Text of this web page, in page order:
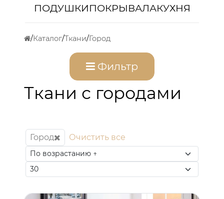
ПОДУШКИПОКРЫВАЛАКУХНЯ
Каталог Ткани Город
Фильтр
Ткани с городами
Город Очистить все